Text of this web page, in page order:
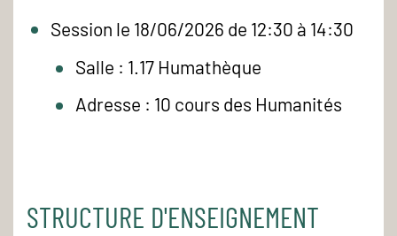
Session le 18/06/2026 de 12:30 à 14:30
Salle : 1.17 Humathèque
Adresse : 10 cours des Humanités
STRUCTURE D'ENSEIGNEMENT